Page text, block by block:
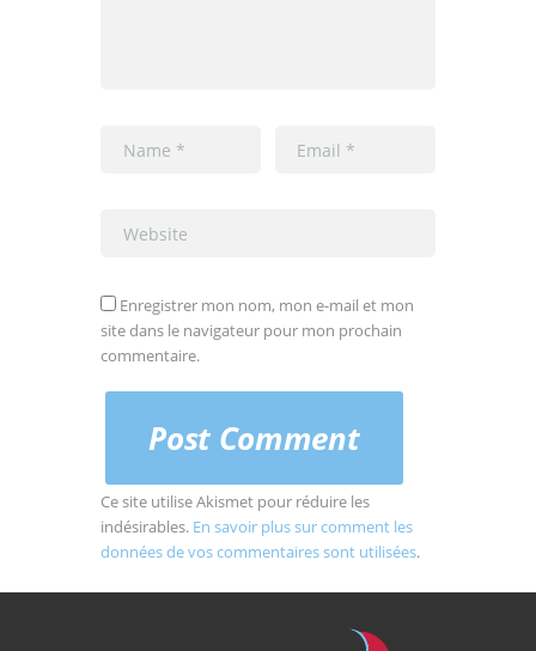
Enregistrer mon nom, mon e-mail et mon
site dans le navigateur pour mon prochain
commentaire.
Ce site utilise Akismet pour réduire les
indésirables. En savoir plus sur comment les
données de vos commentaires sont utilisées.